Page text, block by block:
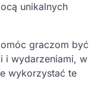
unikalnych
graczom być
i wydarzeniami, w
wykorzystać te